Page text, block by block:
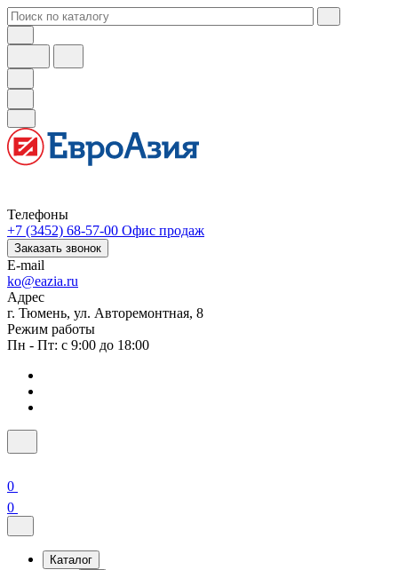
Телефоны
+7 (3452) 68-57-00 Офис продаж
Заказать звонок
E-mail
ko@eazia.ru
Адрес
г. Тюмень, ул. Авторемонтная, 8
Режим работы
Пн - Пт: с 9:00 до 18:00
0
0
Каталог